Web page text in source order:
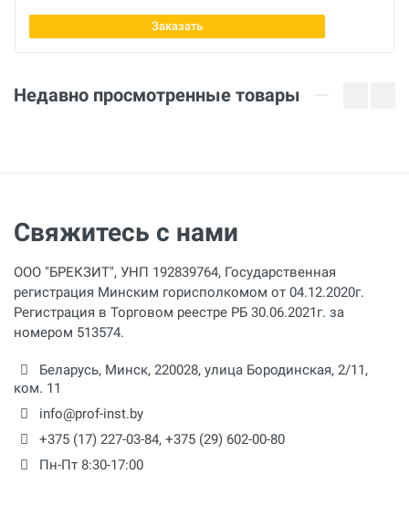
Размер трубы
Заказать
Недавно просмотренные товары
Свяжитесь с нами
ООО "БРЕКЗИТ", УНП 192839764, Государственная
регистрация Минским горисполкомом от 04.12.2020г.
Регистрация в Торговом реестре РБ 30.06.2021г. за
номером 513574.
Беларусь, Минск, 220028, улица Бородинская, 2/11,
ком. 11
info@prof-inst.by
+375 (17) 227-03-84, +375 (29) 602-00-80
Пн-Пт 8:30-17:00